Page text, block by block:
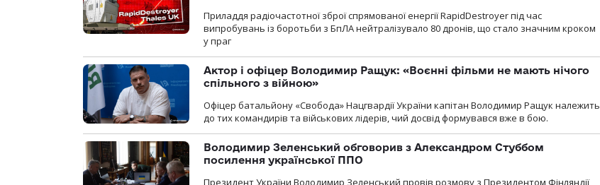
Приладдя радіочастотної зброї спрямованої енергії RapidDestroyer під час
випробувань із боротьби з БпЛА нейтралізувало 80 дронів, що стало значним кроком
у праг
Актор і офіцер Володимир Ращук: «Воєнні фільми не мають нічого
спільного з війною»
Офіцер батальйону «Свобода» Нацгвардії України капітан Володимир Ращук належить
до тих командирів та військових лідерів, чий досвід формувався вже в бою.
Володимир Зеленський обговорив з Александром Стуббом
посилення української ППО
Президент України Володимир Зеленський провів розмову з Президентом Фінляндії